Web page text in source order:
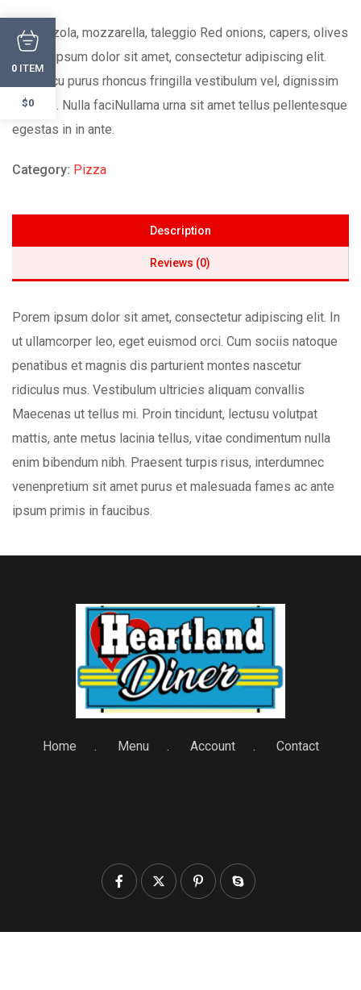
Gorgonzola, mozzarella, taleggio Red onions, capers, olives
Porem ipsum dolor sit amet, consectetur adipiscing elit.
Duis arcu purus rhoncus fringilla vestibulum vel, dignissim
vel ante. Nulla faciNullama urna sit amet tellus pellentesque
egestas in in ante.
Category: Pizza
Description
Reviews (0)
Porem ipsum dolor sit amet, consectetur adipiscing elit. In
ut ullamcorper leo, eget euismod orci. Cum sociis natoque
penatibus et magnis dis parturient montes nascetur
ridiculus mus. Vestibulum ultricies aliquam convallis
Maecenas ut tellus mi. Proin tincidunt, lectusu volutpat
mattis, ante metus lacinia tellus, vitae condimentum nulla
enim bibendum nibh. Praesent turpis risus, interdumnec
venenpretium sit amet purus et malesuada fames ac ante
ipsum primis in faucibus.
Home Menu Account Contact
0 ITEM
$0